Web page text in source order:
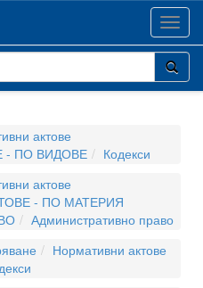
актове
- ПО ВИДОВЕ
Кодекси
актове
- ПО МАТЕРИЯ
Административно право
Нормативни актове